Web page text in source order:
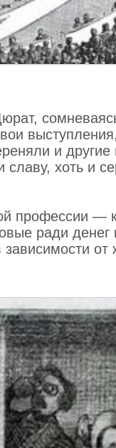
и другие
хоть и
профессии —
ради денег
от